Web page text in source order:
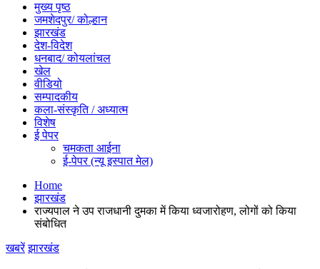
मुख्य पृष्ठ
जमशेदपुर/ कोल्हान
झारखंड
देश-विदेश
धनबाद/ कोयलांचल
खेल
वीडियो
सम्पादकीय
कला-संस्कृति / अध्यात्म
विशेष
ई पेपर
चमकता आईना
ई-पेपर (न्यू इस्पात मेल)
Home
झारखंड
राज्यपाल ने उप राजधानी दुमका में किया ध्वजारोहण, लोगों को किया
संबोधित
खबरें झारखंड